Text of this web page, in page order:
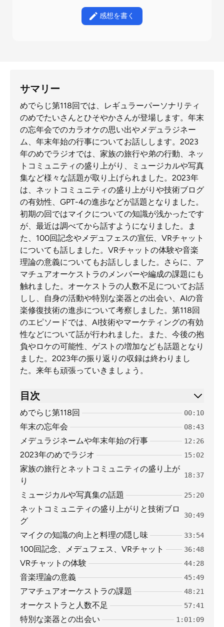
感想を書く
サマリー
めでらじ第118回では、レギュラーパーソナリティ
のめでたいさんとひそやかさんが登場します。年末
の忘年会でのカラオケの思い出やメデュラジネー
ム、年末年始の行事についてお話しします。2023
年のめでラジオでは、家族の旅行や弟の行動、ネッ
トコミュニティの盛り上がり、ミュージカルや写真
集など様々な話題が取り上げられました。2023年
は、ネットコミュニティの盛り上がりや技術ブログ
の有効性、GPT-4の進歩などが話題となりました。
初期の回ではマイクについての知識が浅かったです
が、最近は調べてから話すようになりました。ま
た、100回記念やメデュフェスの宣伝、VRチャット
についても話しました。VRチャットの体験や音楽
理論の意義についてもお話ししました。さらに、ア
マチュアオーケストラのメンバーや編成の課題にも
触れました。オーケストラの人数不足についてお話
しし、自身の活動や特別な楽器との出会い、AIの音
楽修復技術の進歩について考察しました。第118回
のエピソードでは、AI技術やマーケティングの有効
性などについて話が行われました。また、今後の抱
負やロケの可能性、ゲストの増加なども話題となり
ました。2023年の振り返りの収録は終わりまし
た。来年も頑張っていきましょう。
目次
めでらじ第118回 00:10
年末の忘年会 08:43
メデュラジネームや年末年始の行事 12:26
2023年のめでラジオ 15:02
家族の旅行とネットコミュニティの盛り上が
り
18:37
ミュージカルや写真集の話題 25:20
ネットコミュニティの盛り上がりと技術ブロ
グ
30:49
マイクの知識の向上と料理の隠し味 33:54
100回記念、メデュフェス、VRチャット 36:48
VRチャットの体験 44:28
音楽理論の意義 45:49
アマチュアオーケストラの課題 48:21
オーケストラと人数不足 57:41
特別な楽器との出会い 1:01:09